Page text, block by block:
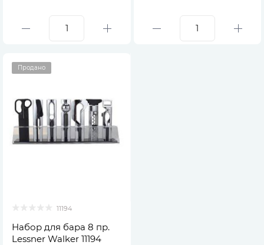
Продано
11194
Набор для бара 8 пр.
Lessner Walker 11194